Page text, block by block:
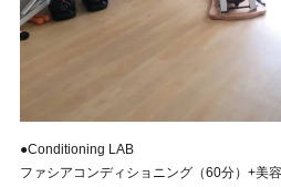
●Conditioning LAB
ファシアコンディショニング（60分）+美